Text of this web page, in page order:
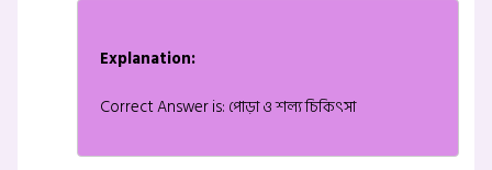
Explanation:
Correct Answer is: পোড়া ও শল্য চিকিৎসা